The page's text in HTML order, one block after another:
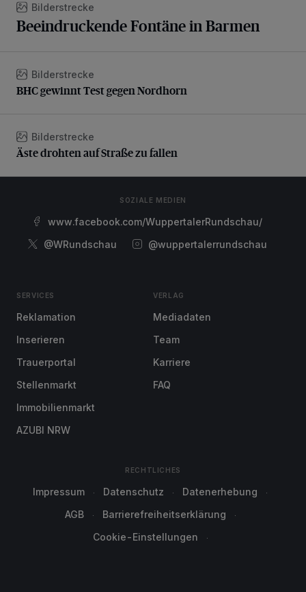
Bilderstrecke
Beeindruckende Fontäne in Barmen
BHC gewinnt Test gegen Nordhorn
Bilderstrecke
BHC gewinnt Test gegen Nordhorn
Äste drohten auf Straße zu fallen
Bilderstrecke
Äste drohten auf Straße zu fallen
SOZIALE MEDIEN
www.facebook.com/WuppertalerRundschau/
@WRundschau
@wuppertalerrundschau
SERVICES
Reklamation
Inserieren
Trauerportal
Stellenmarkt
Immobilienmarkt
AZUBI NRW
VERLAG
Mediadaten
Team
Karriere
FAQ
RECHTLICHES
Impressum Datenschutz
Datenerhebung
AGB
Barrierefreiheitserklärung
Cookie-Einstellungen